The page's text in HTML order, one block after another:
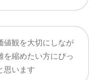
値観を大切にしなが
を縮めたい方にぴっ
思います